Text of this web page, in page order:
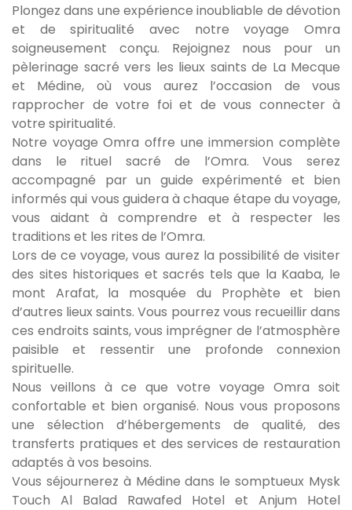
Plongez dans une expérience inoubliable de dévotion
et de spiritualité avec notre voyage Omra
soigneusement conçu. Rejoignez nous pour un
pèlerinage sacré vers les lieux saints de La Mecque
et Médine, où vous aurez l’occasion de vous
rapprocher de votre foi et de vous connecter à
votre spiritualité.
Notre voyage Omra offre une immersion complète
dans le rituel sacré de l’Omra. Vous serez
accompagné par un guide expérimenté et bien
informés qui vous guidera à chaque étape du voyage,
vous aidant à comprendre et à respecter les
traditions et les rites de l’Omra.
Lors de ce voyage, vous aurez la possibilité de visiter
des sites historiques et sacrés tels que la Kaaba, le
mont Arafat, la mosquée du Prophète et bien
d’autres lieux saints. Vous pourrez vous recueillir dans
ces endroits saints, vous imprégner de l’atmosphère
paisible et ressentir une profonde connexion
spirituelle.
Nous veillons à ce que votre voyage Omra soit
confortable et bien organisé. Nous vous proposons
une sélection d’hébergements de qualité, des
transferts pratiques et des services de restauration
adaptés à vos besoins.
Vous séjournerez à Médine dans le somptueux Mysk
Touch Al Balad Rawafed Hotel et Anjum Hotel